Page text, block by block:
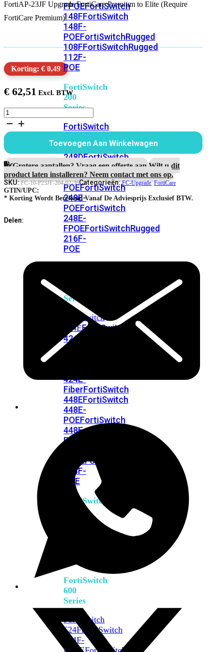
FPOEFortiSwitch
148FFortiSwitch
148F-
POEFortiSwitchRugged
108FFortiSwitchRugged
112F-
POE
FortiSwitch
200
Series
FortiSwitch
FPOEFortiSwitch
248DFortiSwitch
224EFortiswitch
224E-
POEFortiSwitch
248E-
POEFortiSwitch
248E-
FPOEFortiSwitchRugged
216F-
POE
Series
FortiSwitch
424EFortiSwitch
424E-
POE
424E-
FiberFortiSwitch
448EFortiSwitch
448E-
POEFortiSwitch
448E-
FPOE
FPOEFortiSwitchRugged
424F-
POE
FortiSwitch
FortiSwitch
600
Series
FortiSwitch
624FFortiSwitch
624F-
FPOEFortiSwitch
FortiAP-23JF Upgrade FortiCare Premium to Elite (Require
FortiCare Premium)
Korting: € 0,49
€ 62,51
FortiAP-
23JF
jaar
Upgrade
FortiCare
Premium
naar
Elite
Support
aantal
Toevoegen Aan Winkelwagen
Grotere aantallen? Vraag een offerte aan.Wilt u dit
product laten installeren? Neem contact met ons op.
SKU:FC-10-P23JF-204-02-36Categorieën:FC-Upgrade,FortiCare
GTIN/UPC:
* Korting Wordt Berekend Vanaf De Adviesprijs Exclusief BTW.
Delen: